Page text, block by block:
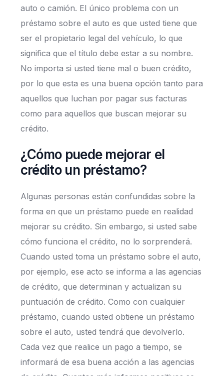
auto o camión. El único problema con un
préstamo sobre el auto es que usted tiene que
ser el propietario legal del vehículo, lo que
significa que el título debe estar a su nombre.
No importa si usted tiene mal o buen crédito,
por lo que esta es una buena opción tanto para
aquellos que luchan por pagar sus facturas
como para aquellos que buscan mejorar su
crédito.
¿Cómo puede mejorar el
crédito un préstamo?
Algunas personas están confundidas sobre la
forma en que un préstamo puede en realidad
mejorar su crédito. Sin embargo, si usted sabe
cómo funciona el crédito, no lo sorprenderá.
Cuando usted toma un préstamo sobre el auto,
por ejemplo, ese acto se informa a las agencias
de crédito, que determinan y actualizan su
puntuación de crédito. Como con cualquier
préstamo, cuando usted obtiene un préstamo
sobre el auto, usted tendrá que devolverlo.
Cada vez que realice un pago a tiempo, se
informará de esa buena acción a las agencias